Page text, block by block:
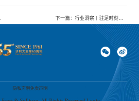
下一篇： 行业洞察丨驻足时刻——回顾2022年的医药行业（上）
隐私声明免责声明